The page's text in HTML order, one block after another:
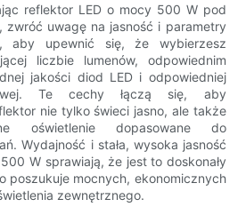
reflektor LED o mocy 500 W pod
zwróć uwagę na jasność i parametry
aby upewnić się, że wybierzesz
liczbie lumenów, odpowiednim
jakości diod LED i odpowiedniej
Te cechy łączą się, aby
nie tylko świeci jasno, ale także
oświetlenie dopasowane do
Wydajność i stała, wysoka jasność
W sprawiają, że jest to doskonały
poszukuje mocnych, ekonomicznych
zewnętrznego.